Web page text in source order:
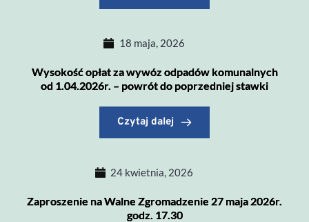
18 maja, 2026
Wysokość opłat za wywóz odpadów komunalnych
od 1.04.2026r. – powrót do poprzedniej stawki
Czytaj dalej
24 kwietnia, 2026
Zaproszenie na Walne Zgromadzenie 27 maja 2026r.
godz. 17.30